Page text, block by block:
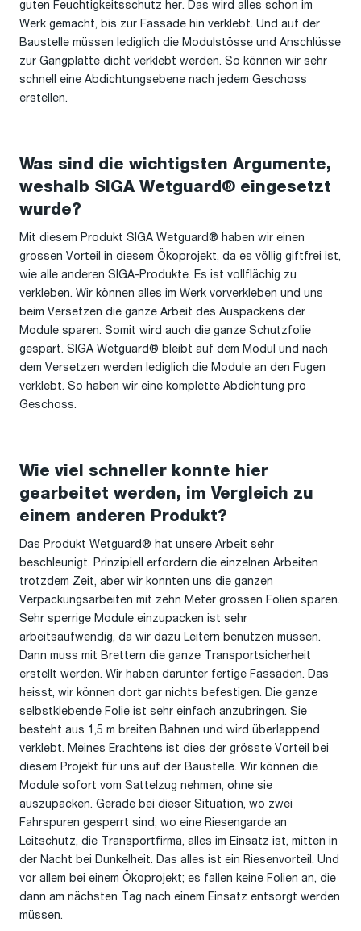
guten Feuchtigkeitsschutz her. Das wird alles schon im
Werk gemacht, bis zur Fassade hin verklebt. Und auf der
Baustelle müssen lediglich die Modulstösse und Anschlüsse
zur Gangplatte dicht verklebt werden. So können wir sehr
schnell eine Abdichtungsebene nach jedem Geschoss
erstellen.
Was sind die wichtigsten Argumente,
weshalb SIGA Wetguard® eingesetzt
wurde?
Mit diesem Produkt SIGA Wetguard® haben wir einen
grossen Vorteil in diesem Ökoprojekt, da es völlig giftfrei ist,
wie alle anderen SIGA-Produkte. Es ist vollflächig zu
verkleben. Wir können alles im Werk vorverkleben und uns
beim Versetzen die ganze Arbeit des Auspackens der
Module sparen. Somit wird auch die ganze Schutzfolie
gespart. SIGA Wetguard® bleibt auf dem Modul und nach
dem Versetzen werden lediglich die Module an den Fugen
verklebt. So haben wir eine komplette Abdichtung pro
Geschoss.
Wie viel schneller konnte hier
gearbeitet werden, im Vergleich zu
einem anderen Produkt?
Das Produkt Wetguard® hat unsere Arbeit sehr
beschleunigt. Prinzipiell erfordern die einzelnen Arbeiten
trotzdem Zeit, aber wir konnten uns die ganzen
Verpackungsarbeiten mit zehn Meter grossen Folien sparen.
Sehr sperrige Module einzupacken ist sehr
arbeitsaufwendig, da wir dazu Leitern benutzen müssen.
Dann muss mit Brettern die ganze Transportsicherheit
erstellt werden. Wir haben darunter fertige Fassaden. Das
heisst, wir können dort gar nichts befestigen. Die ganze
selbstklebende Folie ist sehr einfach anzubringen. Sie
besteht aus 1,5 m breiten Bahnen und wird überlappend
verklebt. Meines Erachtens ist dies der grösste Vorteil bei
diesem Projekt für uns auf der Baustelle. Wir können die
Module sofort vom Sattelzug nehmen, ohne sie
auszupacken. Gerade bei dieser Situation, wo zwei
Fahrspuren gesperrt sind, wo eine Riesengarde an
Leitschutz, die Transportfirma, alles im Einsatz ist, mitten in
der Nacht bei Dunkelheit. Das alles ist ein Riesenvorteil. Und
vor allem bei einem Ökoprojekt; es fallen keine Folien an, die
dann am nächsten Tag nach einem Einsatz entsorgt werden
müssen.